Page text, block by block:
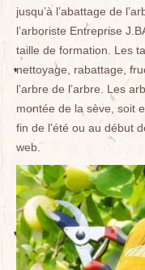
jusqu’à l’abattage de
l’arboriste Entreprise
taille de formation. Les
nettoyage, rabattage,
l’arbre de l’arbre. Les
montée de la sève, soit
fin de l’été ou au début
web.